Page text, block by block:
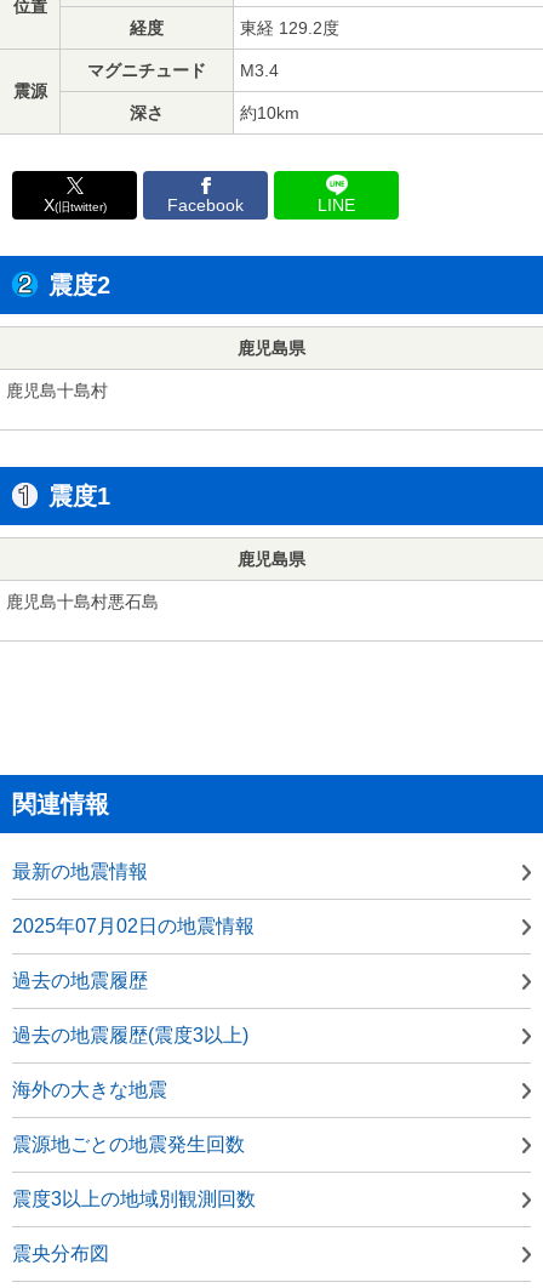
位置
経度 東経 129.2度
震源
マグニチュード M3.4
深さ 約10km
X(旧twitter) Facebook LINE
震度2
鹿児島県
鹿児島十島村
震度1
鹿児島県
鹿児島十島村悪石島
関連情報
最新の地震情報
2025年07月02日の地震情報
過去の地震履歴
過去の地震履歴(震度3以上)
海外の大きな地震
震源地ごとの地震発生回数
震度3以上の地域別観測回数
震央分布図